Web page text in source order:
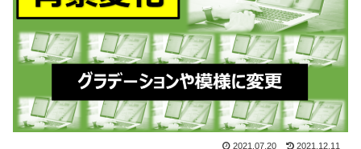
2021.07.20 2021.12.11